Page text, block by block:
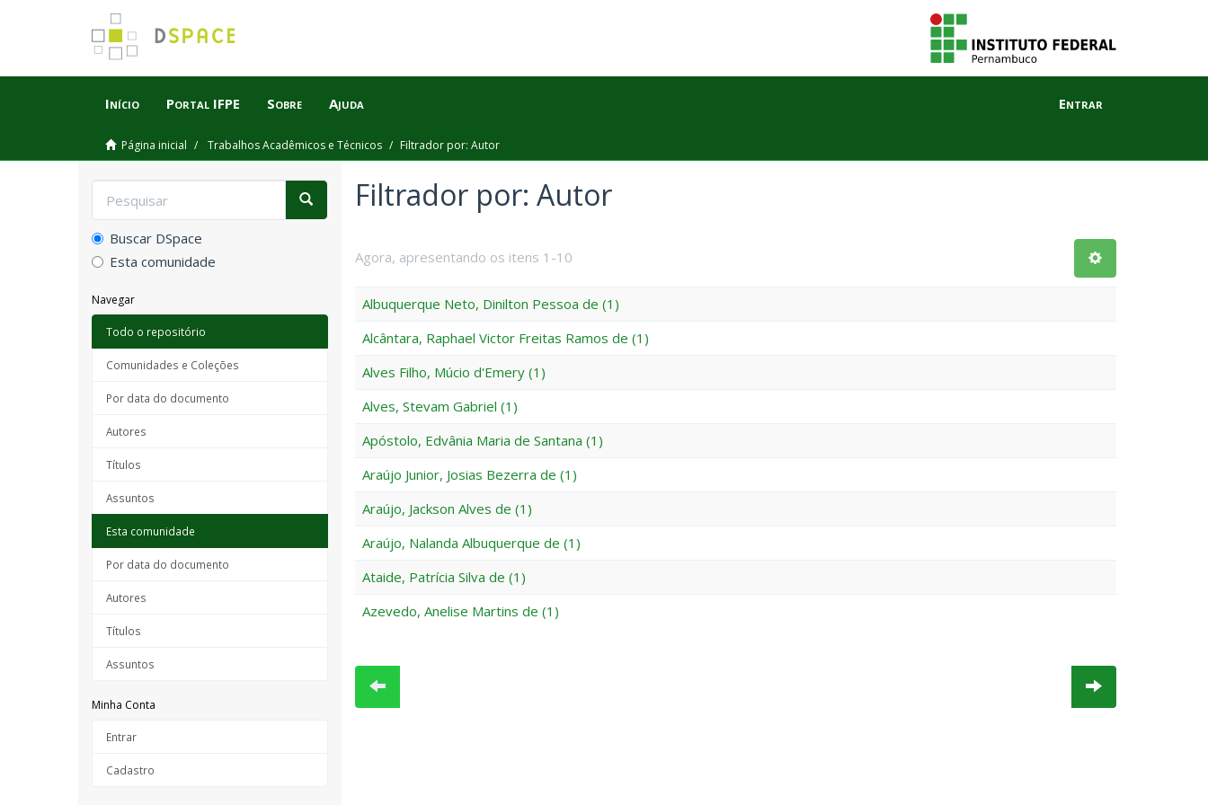
Início Portal IFPE Sobre Ajuda Entrar
Página inicial Trabalhos Acadêmicos e Técnicos Filtrador por: Autor
Buscar DSpace
Esta comunidade
Navegar
Todo o repositório
Comunidades e Coleções
Por data do documento
Autores
Títulos
Assuntos
Esta comunidade
Por data do documento
Autores
Títulos
Assuntos
Minha Conta
Entrar
Cadastro
Filtrador por: Autor
Agora, apresentando os itens 1-10
Albuquerque Neto, Dinilton Pessoa de (1)
Alcântara, Raphael Victor Freitas Ramos de (1)
Alves Filho, Múcio d'Emery (1)
Alves, Stevam Gabriel (1)
Apóstolo, Edvânia Maria de Santana (1)
Araújo Junior, Josias Bezerra de (1)
Araújo, Jackson Alves de (1)
Araújo, Nalanda Albuquerque de (1)
Ataide, Patrícia Silva de (1)
Azevedo, Anelise Martins de (1)